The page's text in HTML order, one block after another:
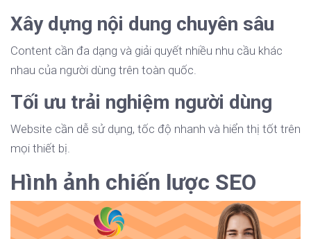
Xây dựng nội dung chuyên sâu
Content cần đa dạng và giải quyết nhiều nhu cầu khác
nhau của người dùng trên toàn quốc.
Tối ưu trải nghiệm người dùng
Website cần dễ sử dụng, tốc độ nhanh và hiển thị tốt trên
mọi thiết bị.
Hình ảnh chiến lược SEO